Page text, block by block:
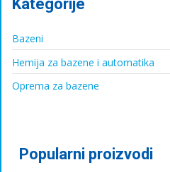
Kategorije
Bazeni
Hemija za bazene i automatika
Oprema za bazene
Popularni proizvodi